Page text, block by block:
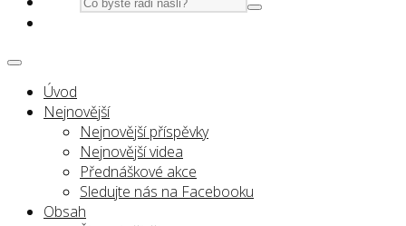
Úvod
Nejnovější
Nejnovější příspěvky
Nejnovější videa
Přednáškové akce
Sledujte nás na Facebooku
Obsah